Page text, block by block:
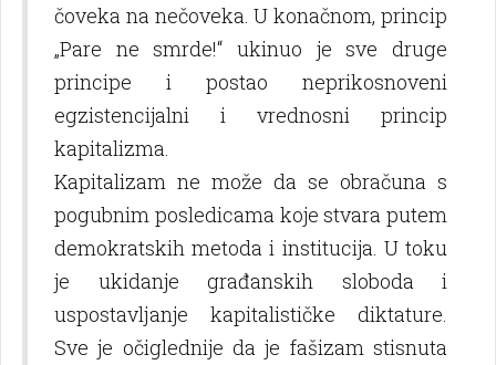
čoveka na nečoveka. U konačnom, princip
„Pare ne smrde!“ ukinuo je sve druge
principe i postao neprikosnoveni
egzistencijalni i vrednosni princip
kapitalizma.
Kapitalizam ne može da se obračuna s
pogubnim posledicama koje stvara putem
demokratskih metoda i institucija. U toku
je ukidanje građanskih sloboda i
uspostavlјanje kapitalističke diktature.
Sve je očiglednije da je fašizam stisnuta